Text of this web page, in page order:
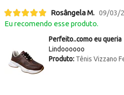
Rosângela M. 09/03/
Eu recomendo esse produto.
Perfeito..como eu queria
Lindoooooo
Produto:Tênis Vizzano